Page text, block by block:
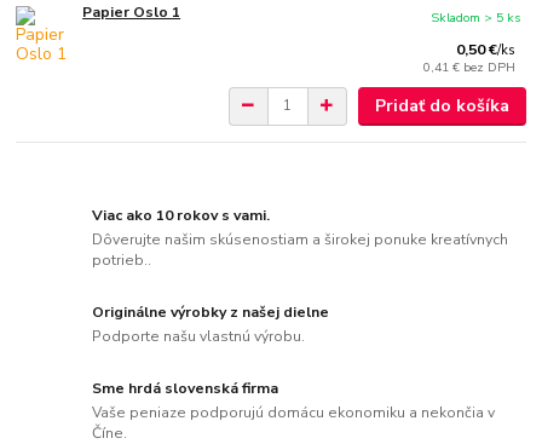
Papier Oslo 1
0,50 €/ks
0,41 € bez DPH
Skladom > 5 ks
Pridať do košíka
Viac ako 10 rokov s vami.
Dôverujte našim skúsenostiam a širokej ponuke kreatívnych
potrieb..
Originálne výrobky z našej dielne
Podporte našu vlastnú výrobu.
Sme hrdá slovenská firma
Vaše peniaze podporujú domácu ekonomiku a nekončia v
Číne.